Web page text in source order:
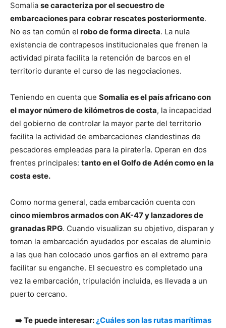
Somalia se caracteriza por el secuestro de
embarcaciones para cobrar rescates posteriormente.
No es tan común el robo de forma directa. La nula
existencia de contrapesos institucionales que frenen la
actividad pirata facilita la retención de barcos en el
territorio durante el curso de las negociaciones.
Teniendo en cuenta que Somalia es el país africano con
el mayor número de kilómetros de costa, la incapacidad
del gobierno de controlar la mayor parte del territorio
facilita la actividad de embarcaciones clandestinas de
pescadores empleadas para la piratería. Operan en dos
frentes principales: tanto en el Golfo de Adén como en la
costa este.
Como norma general, cada embarcación cuenta con
cinco miembros armados con AK-47 y lanzadores de
granadas RPG. Cuando visualizan su objetivo, disparan y
toman la embarcación ayudados por escalas de aluminio
a las que han colocado unos garfios en el extremo para
facilitar su enganche. El secuestro es completado una
vez la embarcación, tripulación incluida, es llevada a un
puerto cercano.
➡️ Te puede interesar:¿Cuáles son las rutas marítimas